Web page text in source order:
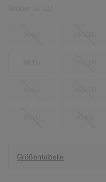
Größentabelle